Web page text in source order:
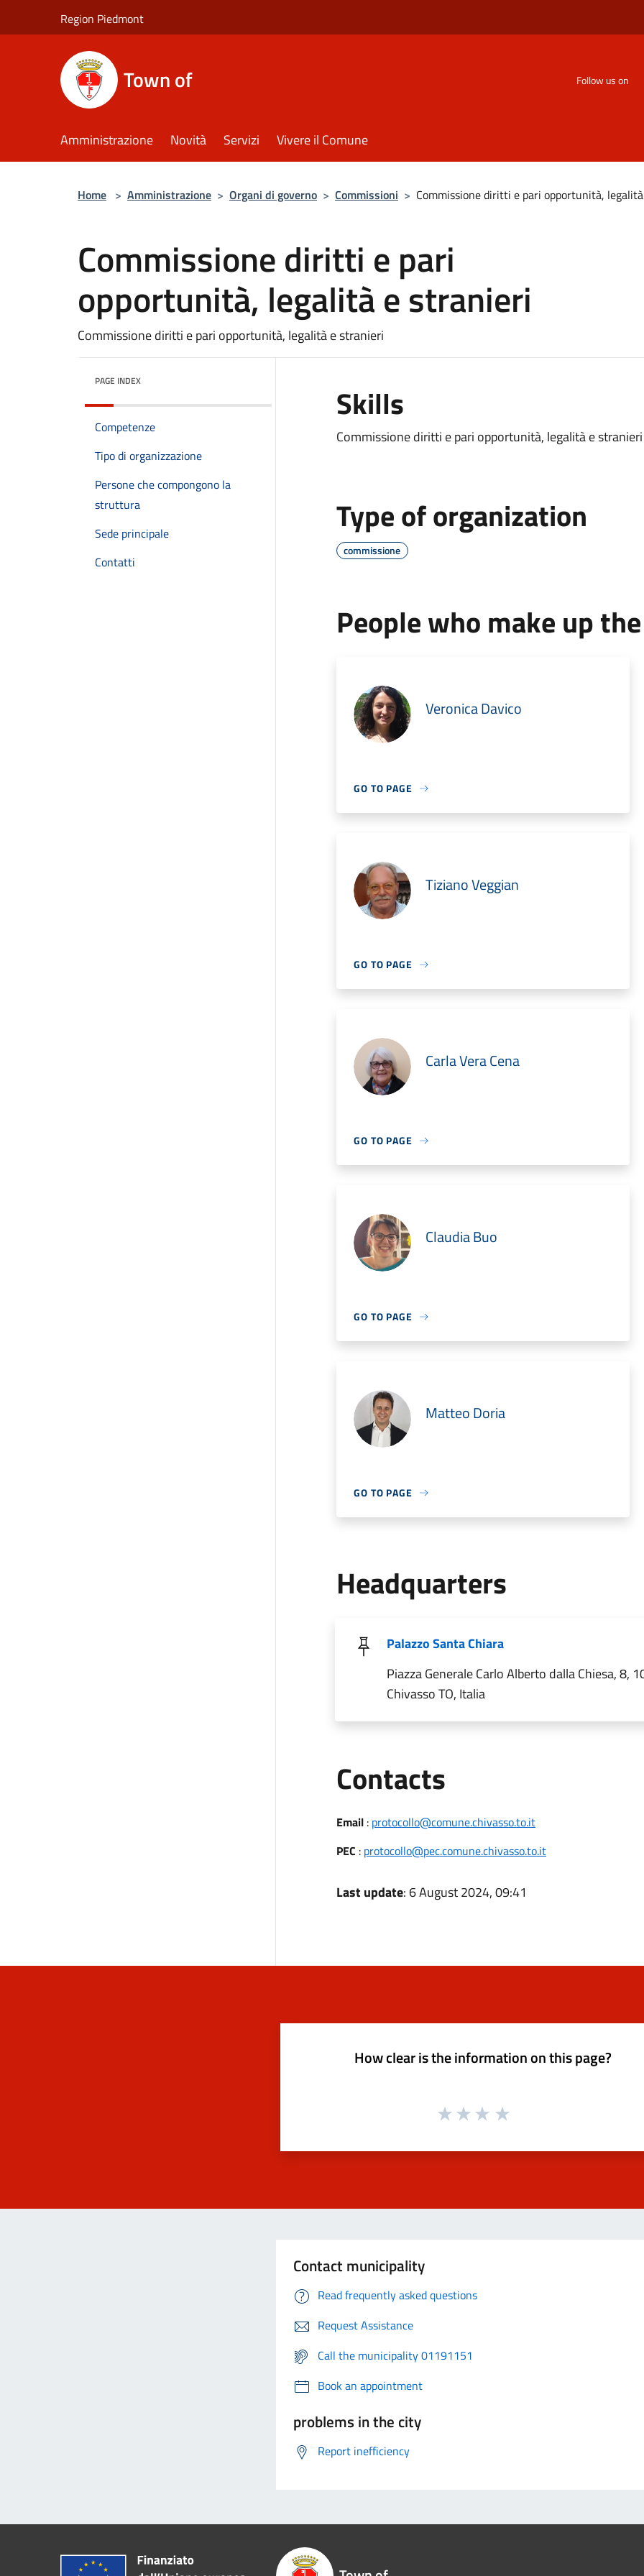
Region Piedmont
Town of Follow us on
Amministrazione Novità Servizi Vivere il Comune
Home > Amministrazione > Organi di governo > Commissioni > Commissione diritti e pari opportunità,
Commissione diritti e pari
opportunità, legalità e stranieri
Commissione diritti e pari opportunità, legalità e stranieri
PAGE INDEX
Competenze
Tipo di organizzazione
Persone che compongono la
struttura
Sede principale
Contatti
Skills
Commissione diritti e pari opportunità, legalità e stranieri
Type of organization
commissione
People who make up
Veronica Davico
GO TO PAGE
Tiziano Veggian
GO TO PAGE
Carla Vera Cena
GO TO PAGE
Claudia Buo
GO TO PAGE
Matteo Doria
GO TO PAGE
Headquarters
Palazzo Santa Chiara
Piazza Generale Carlo Alberto dalla Chiesa, 8,
Chivasso TO, Italia
ContactsUtili
Email: protocollo@comune.chivasso.to.it
PEC : protocollo@pec.comune.chivasso.to.it
Last update: 6 August 2024, 09:41
How clear is the information on this page?
Contact municipality
Read frequently asked questions
Request Assistance
Call the municipality 01191151
Book an appointment
problems in the city
Report inefficiency